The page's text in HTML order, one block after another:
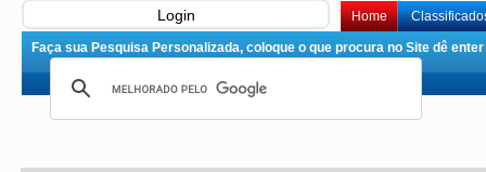
Login Home
Faça sua Pesquisa Personalizada, coloque o que procura no Site dê